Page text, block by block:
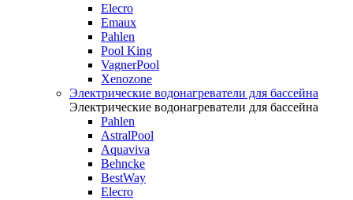
Elecro
Emaux
Pahlen
Pool King
VagnerPool
Xenozone
Электрические водонагреватели для бассейна
Электрические водонагреватели для бассейна
Pahlen
AstralPool
Aquaviva
Behncke
BestWay
Elecro